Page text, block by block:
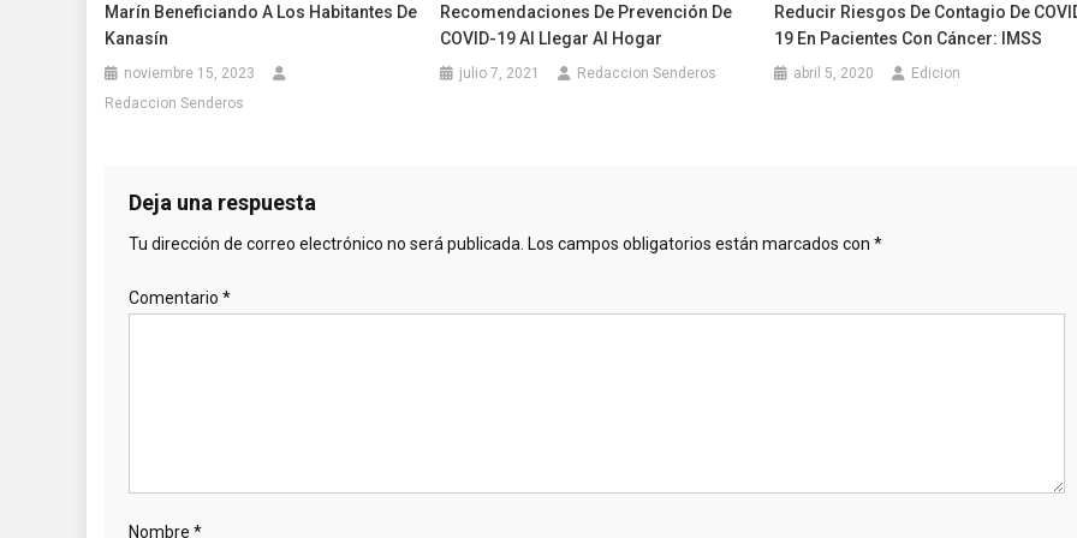
Marín Beneficiando A Los Habitantes De
Kanasín
noviembre 15, 2023
Redaccion Senderos
Recomendaciones De Prevención De
COVID-19 Al Llegar Al Hogar
julio 7, 2021 Redaccion Senderos
Reducir Riesgos De Contagio De
19 En Pacientes Con Cáncer: IMSS
abril 5, 2020 Edicion
Deja una respuesta
Tu dirección de correo electrónico no será publicada. Los campos obligatorios están marcados con *
Comentario *
Nombre *